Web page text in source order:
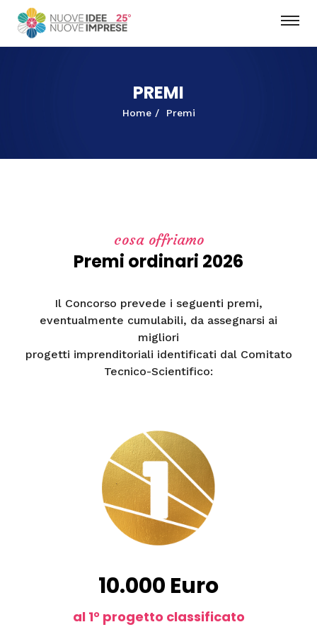
PREMI
Home Premi
cosa offriamo
Premi ordinari 2026
Il Concorso prevede i seguenti premi,
eventualmente cumulabili, da assegnarsi ai
migliori
progetti imprenditoriali identificati dal Comitato
Tecnico-Scientifico:
10.000 Euro
al 1° progetto classificato